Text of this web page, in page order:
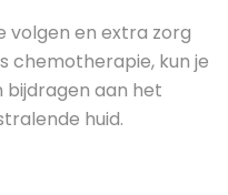
volgen en extra zorg
chemotherapie, kun je
aan het
huid.